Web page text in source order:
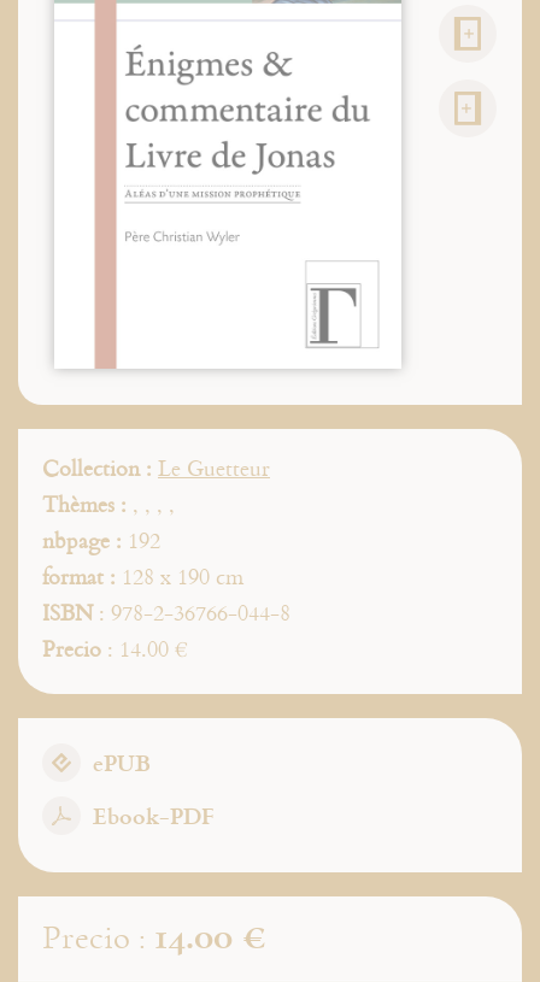
Collection : Le Guetteur
Thèmes : , , , ,
nbpage : 192
format : 128 x 190 cm
ISBN: 978-2-36766-044-8
Precio : 14.00 €
ePUB
Ebook-PDF
Precio : 14.00 €